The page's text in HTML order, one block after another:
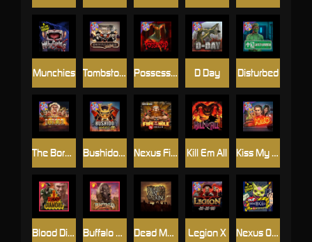
Kill Em All
Blood Diamond
Nexus Fire In The Hole xBomb
Dead Men Walking
Munchies
Nexus Outsourced
Tombstone No Mercy
Kiss My Chainsaw
Possessed
Legion X
Disturbed
Buffalo Hunter
Bushido Way xNudge
D Day
The Border